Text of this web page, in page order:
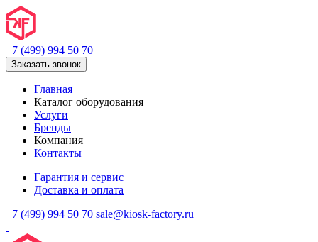
+7 (499) 994 50 70
Заказать звонок
Главная
Каталог оборудования
Услуги
Бренды
Компания
Контакты
Гарантия и сервис
Доставка и оплата
+7 (499) 994 50 70 sale@kiosk-factory.ru